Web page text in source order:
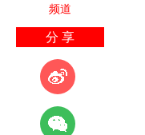
频道
分 享